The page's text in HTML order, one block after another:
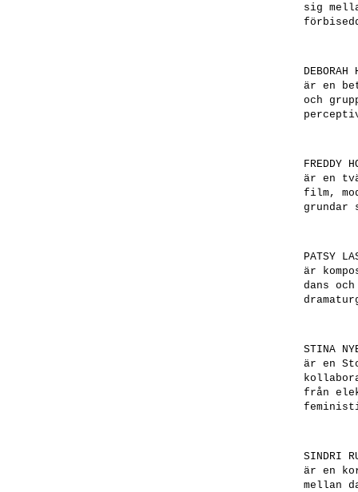
sig
DEBORAH
är en
och
FREDDY
är en
film,
PATSY
är
dans
STINA
är en
från
SINDRI
är en
mellan